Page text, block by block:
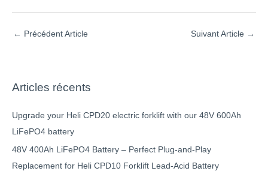
← Précédent Article Suivant Article →
Articles récents
Upgrade your Heli CPD20 electric forklift with our 48V 600Ah
LiFePO4 battery
48V 400Ah LiFePO4 Battery – Perfect Plug-and-Play
Replacement for Heli CPD10 Forklift Lead-Acid Battery